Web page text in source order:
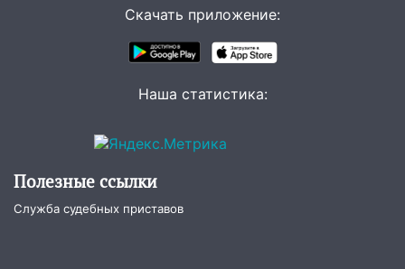
Директора ульяновской
судить за неуплату 48,4 млн рублей
Дети на дорогах: пострадали
пешеходы. Обзор крупных аварий в
домов и выстрел за водку
Скачать приложение:
Наша статистика:
Полезные ссылки
Служба судебных приставов